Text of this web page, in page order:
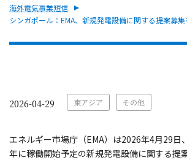
海外電気事業短信
シンガポール：EMA、新規発電設備に関する提案募
2026-04-29 東アジア その他
エネルギー市場庁（EMA）は2026年4月29日
年に稼働開始予定の新規発電設備に関する提